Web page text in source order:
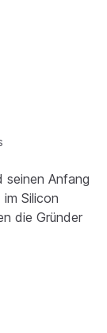
seinen Anfang
Silicon
die Gründer